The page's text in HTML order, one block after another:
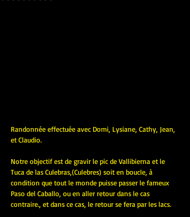
Randonnée effectuée avec Domi, Lysiane, Cathy, Jean,
et Claudio.
Notre objectif est de gravir le pic de Vallibierna et le
Tuca de las Culebras,(Culebres) soit en boucle, à
condition que tout le monde puisse passer le fameux
Paso del Caballo, ou en aller retour dans le cas
contraire., et dans ce cas, le retour se fera par les lacs.